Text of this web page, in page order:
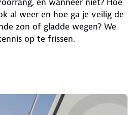
al weer en hoe ga je veilig de
zon of gladde wegen? We
op te frissen.